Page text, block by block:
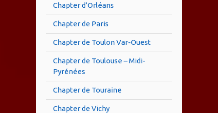
Chapter d’Orléans
Chapter de Paris
Chapter de Toulon Var-Ouest
Chapter de Toulouse – Midi-
Pyrénées
Chapter de Touraine
Chapter de Vichy